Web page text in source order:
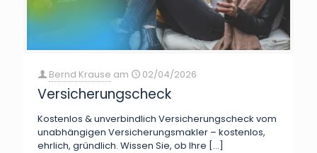
Bernd Krause am 02/04/2026
Versicherungscheck
Kostenlos & unverbindlich Versicherungscheck vom
unabhängigen Versicherungsmakler – kostenlos,
ehrlich, gründlich. Wissen Sie, ob Ihre […]